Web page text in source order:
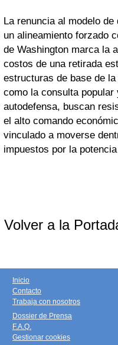
La renuncia al modelo
un alineamiento forzado
de Washington marca la
costos de una retirada
estructuras de base de
como la consulta
autodefensa, buscan
el alto comando
vinculado a moverse
impuestos por la
Volver a la
Inicio
Contacto
Trabaja con nosotros
Dossier de Prensa
F.A.Q.
Gestionar cookies